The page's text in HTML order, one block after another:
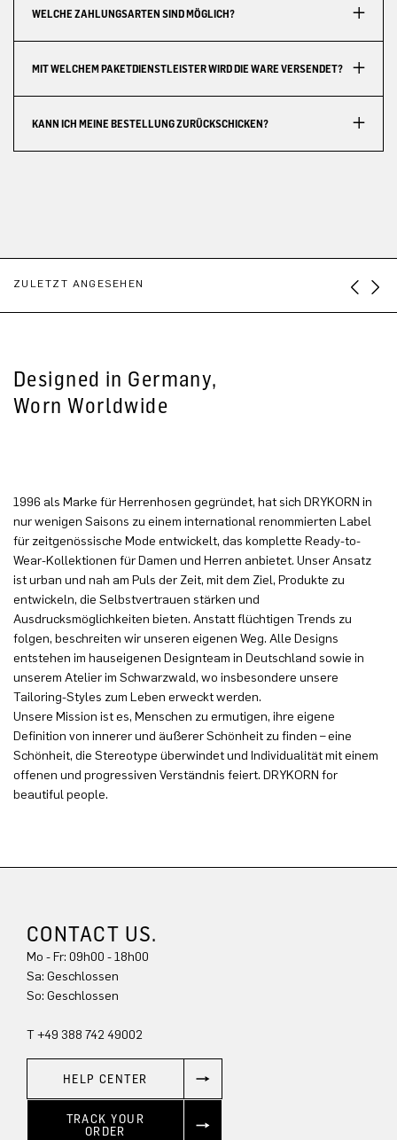
WELCHE ZAHLUNGSARTEN SIND MÖGLICH?
MIT WELCHEM PAKETDIENSTLEISTER WIRD DIE WARE VERSENDET?
KANN ICH MEINE BESTELLUNG ZURÜCKSCHICKEN?
ZULETZT ANGESEHEN
Designed in Germany,
Worn Worldwide
1996 als Marke für Herrenhosen gegründet, hat sich DRYKORN in
nur wenigen Saisons zu einem international renommierten Label
für zeitgenössische Mode entwickelt, das komplette Ready-to-
Wear-Kollektionen für Damen und Herren anbietet. Unser Ansatz
ist urban und nah am Puls der Zeit, mit dem Ziel, Produkte zu
entwickeln, die Selbstvertrauen stärken und
Ausdrucksmöglichkeiten bieten. Anstatt flüchtigen Trends zu
folgen, beschreiten wir unseren eigenen Weg. Alle Designs
entstehen im hauseigenen Designteam in Deutschland sowie in
unserem Atelier im Schwarzwald, wo insbesondere unsere
Tailoring-Styles zum Leben erweckt werden.
Unsere Mission ist es, Menschen zu ermutigen, ihre eigene
Definition von innerer und äußerer Schönheit zu finden – eine
Schönheit, die Stereotype überwindet und Individualität mit einem
offenen und progressiven Verständnis feiert. DRYKORN for
beautiful people.
CONTACT US.
Mo - Fr: 09h00 - 18h00
Sa: Geschlossen
So: Geschlossen
T +49 388 742 49002
HELP CENTER
TRACK YOUR
ORDER